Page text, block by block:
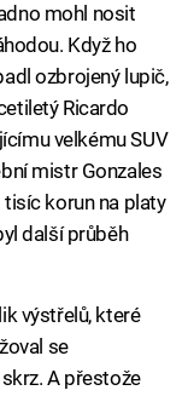
mohl nosit
Když ho
ozbrojený lupič,
Ricardo
velkému SUV
mistr Gonzales
korun na platy
další průběh
výstřelů, které
se
A přestože